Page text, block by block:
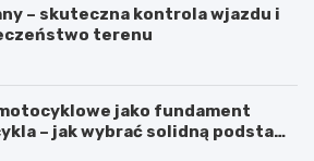
– skuteczna kontrola wjazdu i
terenu
jako fundament
– jak wybrać solidną podstawę